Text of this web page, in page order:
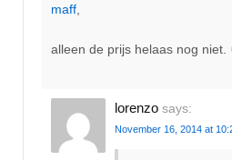
maff
alleen de prijs helaas nog niet.
lorenzo says:
November 16, 2014 at